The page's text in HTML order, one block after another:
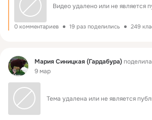
Видео удалено или не является
0 комментариев 19 раз поделились 249
Фид Мария Синицкая (Гардабура)
9 мар
Тема удалена или не является